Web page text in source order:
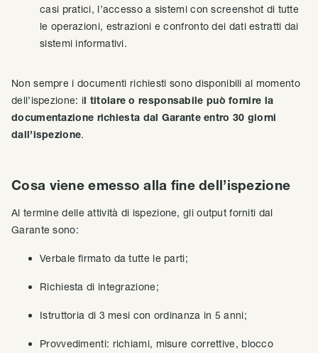
casi pratici, l’accesso a sistemi con screenshot di tutte
le operazioni, estrazioni e confronto dei dati estratti dai
sistemi informativi.
Non sempre i documenti richiesti sono disponibili al momento
dell’ispezione: il titolare o responsabile può fornire la
documentazione richiesta dal Garante entro 30 giorni
dall’ispezione.
Cosa viene emesso alla fine dell’ispezione
Al termine delle attività di ispezione, gli output forniti dal
Garante sono:
Verbale firmato da tutte le parti;
Richiesta di integrazione;
Istruttoria di 3 mesi con ordinanza in 5 anni;
Provvedimenti: richiami, misure correttive, blocco